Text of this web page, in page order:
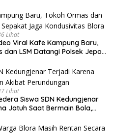
Lihat
Viral Kafe Kampung Baru,
dan LSM Datangi Polsek Jepon
Lihat
Siswa SDN Kedungjenar
Jatuh Saat Bermain Bola,